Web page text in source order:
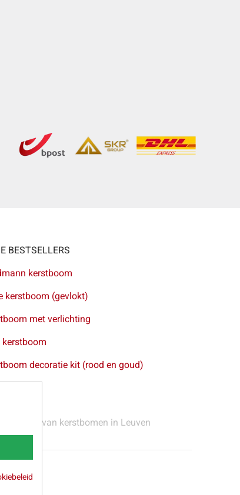
BESTSELLERS
kerstboom
kerstboom (gevlokt)
met verlichting
decoratie kit (rood en goud)
Levering van kerstbomen in Leuven